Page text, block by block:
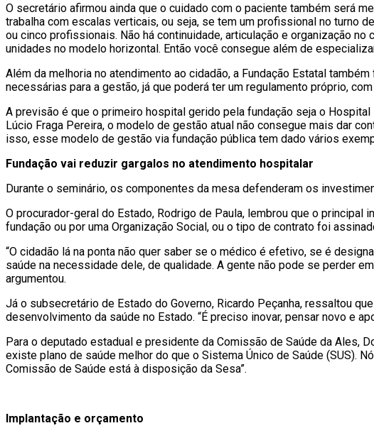
O secretário afirmou ainda que o cuidado com o paciente também será
trabalha com escalas verticais, ou seja, se tem um profissional no turno
ou cinco profissionais. Não há continuidade, articulação e organização
unidades no modelo horizontal. Então você consegue além de
Além da melhoria no atendimento ao cidadão, a Fundação Estatal
necessárias para a gestão, já que poderá ter um regulamento próprio,
A previsão é que o primeiro hospital gerido pela fundação seja o
Lúcio Fraga Pereira, o modelo de gestão atual não consegue mais dar
isso, esse modelo de gestão via fundação pública tem dado vários
Fundação vai reduzir gargalos no atendimento hospitalar
Durante o seminário, os componentes da mesa defenderam os
O procurador-geral do Estado, Rodrigo de Paula, lembrou que o
fundação ou por uma Organização Social, ou o tipo de contrato foi
“O cidadão lá na ponta não quer saber se o médico é efetivo, se é
saúde na necessidade dele, de qualidade. A gente não pode se perder
argumentou.
Já o subsecretário de Estado do Governo, Ricardo Peçanha, ressaltou
desenvolvimento da saúde no Estado. “É preciso inovar, pensar novo e
Para o deputado estadual e presidente da Comissão de Saúde da Ales,
existe plano de saúde melhor do que o Sistema Único de Saúde (SUS).
Comissão de Saúde está à disposição da Sesa”.
Implantação e orçamento